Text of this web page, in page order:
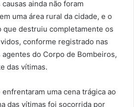
ainda não foram
uma área rural da cidade, e o
que destruiu completamente os
conforme registrado nas
do Corpo de Bombeiros,
das vítimas.
uma cena trágica ao
das vítimas foi socorrida por